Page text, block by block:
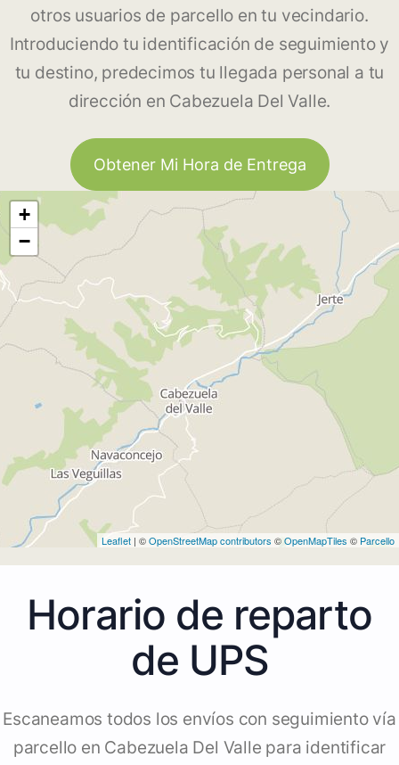
otros usuarios de parcello en tu vecindario.
Introduciendo tu identificación de seguimiento y
tu destino, predecimos tu llegada personal a tu
dirección en Cabezuela Del Valle.
Obtener Mi Hora de Entrega
+
−
Leaflet | ©OpenStreetMap contributors ©OpenMapTiles © Parcello
Horario de reparto
de UPS
Escaneamos todos los envíos con seguimiento vía
parcello en Cabezuela Del Valle para identificar